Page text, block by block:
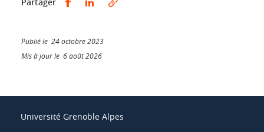
Publié le 24 octobre 2023
Mis à jour le 6 août 2026
Université Grenoble Alpes